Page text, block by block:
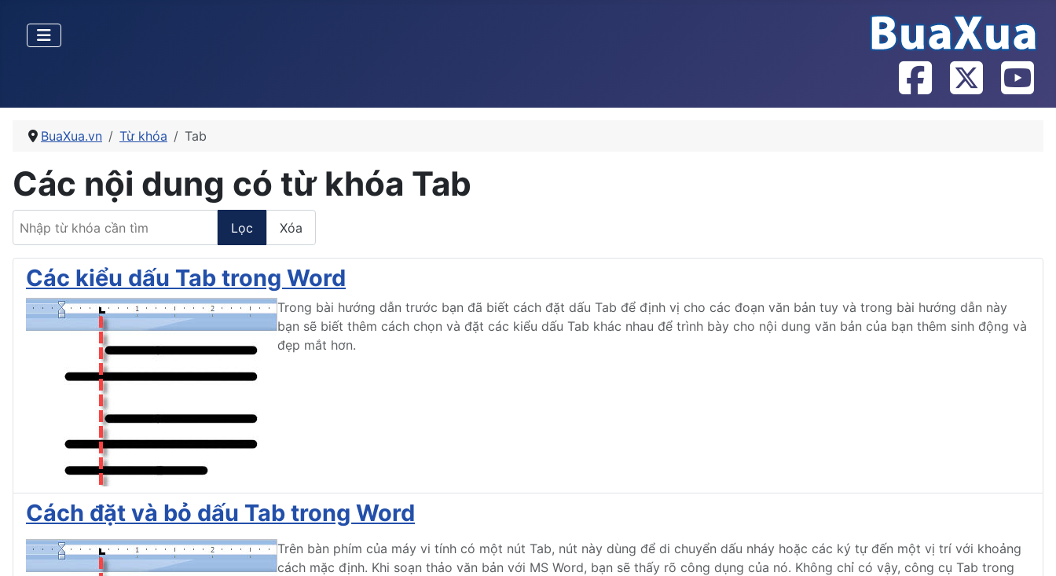
BuaXua.vn Từ khóa Tab
Các nội dung có từ khóa Tab
Nhập từ khóa cần tìm
Lọc Xóa
Các kiểu dấu Tab trong Word
Trong bài hướng dẫn trước bạn đã biết cách đặt dấu Tab để định vị cho các đoạn văn bản tuy và trong bài hướng dẫn này
bạn sẽ biết thêm cách chọn và đặt các kiểu dấu Tab khác nhau để trình bày cho nội dung văn bản của bạn thêm sinh động và
đẹp mắt hơn.
Cách đặt và bỏ dấu Tab trong Word
Trên bàn phím của máy vi tính có một nút Tab, nút này dùng để di chuyển dấu nháy hoặc các ký tự đến một vị trí với khoảng
cách mặc định. Khi soạn thảo văn bản với MS Word, bạn sẽ thấy rõ công dụng của nó. Không chỉ có vậy, công cụ Tab trong